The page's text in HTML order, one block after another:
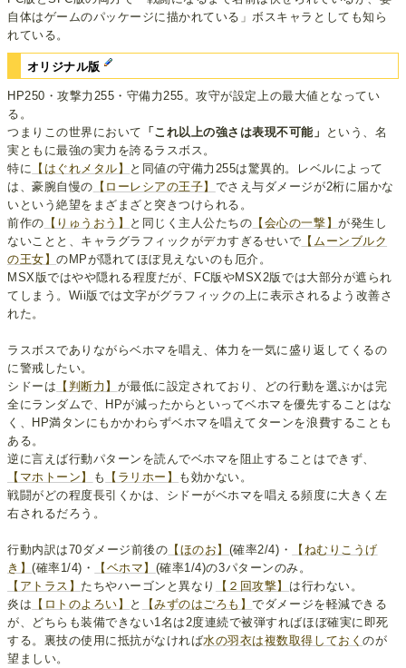
自体はゲームのパッケージに描かれている」ボスキャラとしても知ら
れている。
オリジナル版
HP250・攻撃力255・守備力255。攻守が設定上の最大値となってい
る。
つまりこの世界において 「これ以上の強さは表現不可能」
という、名
実ともに最強の実力を誇るラスボス。
特に 【はぐれメタル】
と同値の守備力255は驚異的。レベルによって
は、豪腕自慢の 【ローレシアの王子】 でさえ与ダメージが2桁に届かな
いという絶望をまざまざと突きつけられる。
前作の 【りゅうおう】 と同じく主人公たちの 【会心の一撃】が発生し
ないことと、キャラグラフィックがデカすぎるせいで 【ムーンブルク
の王女】のMPが隠れてほぼ見えないのも厄介。
MSX版ではやや隠れる程度だが、FC版やMSX2版では大部分が遮られ
てしまう。Wii版では文字がグラフィックの上に表示されるよう改善さ
れた。
ラスボスでありながらベホマを唱え、体力を一気に盛り返してくるの
に警戒したい。
シドーは 【判断力】 が最低に設定されており、どの行動を選ぶかは完
全にランダムで、HPが減ったからといってベホマを優先することはな
く、HP満タンにもかかわらずベホマを唱えてターンを浪費することも
ある。
逆に言えば行動パターンを読んでベホマを阻止することはできず、
【マホトーン】
も 【ラリホー】
も効かない。
戦闘がどの程度長引くかは、シドーがベホマを唱える頻度に大きく左
右されるだろう。
行動内訳は70ダメージ前後の 【ほのお】 (確率2/4)・
【ねむりこうげ
き】(確率1/4)・ 【ベホマ】 (確率1/4)の3パターンのみ。
【アトラス】 たちやハーゴンと異なり 【２回攻撃】 は行わない。
炎は 【ロトのよろい】 と 【みずのはごろも】でダメージを軽減できる
が、どちらも装備できない1名は2度連続で被弾すればほぼ確実に即死
する。裏技の使用に抵抗がなければ水の羽衣は複数取得しておくのが
望ましい。